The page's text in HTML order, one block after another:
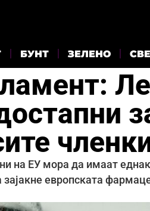
БУНТ ЗЕЛЕНО
на ЕУ мора да имаат
европската